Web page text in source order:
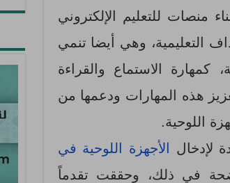
منصات للتعليم الإلكتروني
التعليمية، وهي أيضا تنمي
كمهارة الاستماع والقراءة
هذه المهارات ودعمها من
اللوحية.
لإدخال
الأجهزة اللوحية في
في ذلك، وحققت تقدماً